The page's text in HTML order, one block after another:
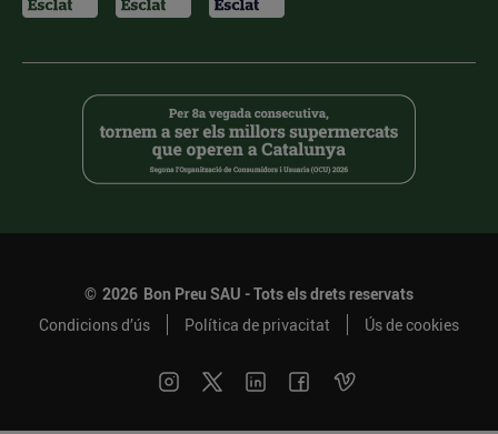
© 2026 Bon Preu SAU - Tots els drets reservats
Condicions d’ús
Política de privacitat Ús de cookies